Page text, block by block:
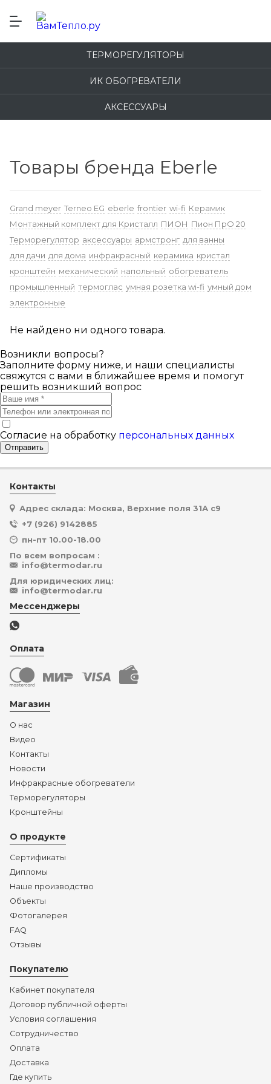
ТЕРМОРЕГУЛЯТОРЫ
ИК ОБОГРЕВАТЕЛИ
АКСЕССУАРЫ
Товары бренда Eberle
Grand meyer Terneo EG eberle frontier wi-fi Керамик
Монтажный комплект для Кристалл ПИОН Пион ПрО 20
Терморегулятор аксессуары армстронг для ванны
для дачи для дома инфракрасный керамика кристал
кронштейн механический напольный обогреватель
промышленный термоглас умная розетка wi-fi умный дом
электронные
Не найдено ни одного товара.
Возникли вопросы?
Заполните форму ниже, и наши специалисты
свяжутся с вами в ближайшее время и помогут
решить возникший вопрос
Согласие на обработку персональных данных
Отправить
Контакты
Адрес склада: Москва, Верхние поля 31А с9
+7 (926) 9142885
пн-пт 10.00-18.00
По всем вопросам :
info@termodar.ru
Для юридических лиц:
info@termodar.ru
Мессенджеры
Оплата
Магазин
О нас
Видео
Контакты
Новости
Инфракрасные обогреватели
Терморегуляторы
Кронштейны
О продукте
Сертификаты
Дипломы
Наше производство
Объекты
Фотогалерея
FAQ
Отзывы
Покупателю
Кабинет покупателя
Договор публичной оферты
Условия соглашения
Сотрудничество
Оплата
Доставка
Где купить